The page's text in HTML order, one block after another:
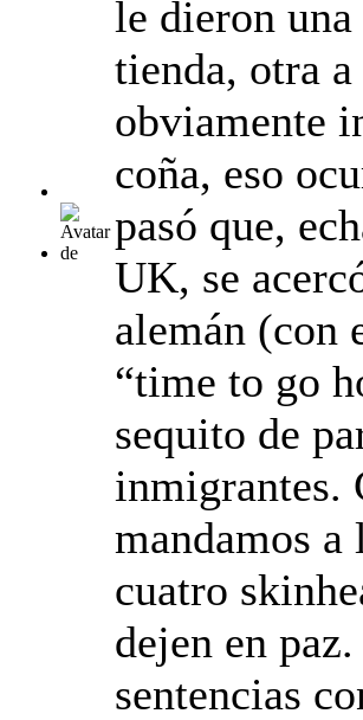
le dieron
tienda, otra
obviamente
coña, eso
pasó que,
UK, se
alemán (con
“time to go
sequito de
inmigrantes.
mandamos a
cuatro
dejen en
sentencias